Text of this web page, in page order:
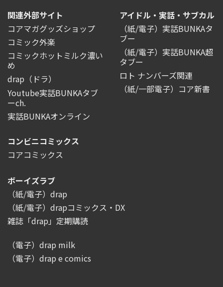
関連外部サイト
コアマガグッズショップ
コミック外楽
コミックホットミルク濃い
め
drap（ドラ）
Youtube実話BUNKAタブ
ーch.
実話BUNKAオンライン
アイドル・実話・サブカル
（紙/電子）実話BUNKAタ
ブー
（紙/電子）実話BUNKA超
タブー
ロト ナンバーズ関連
（紙/一部電子）コア新書
コンビニコミックス
コアコミックス
ボーイズラブ
（紙/電子）drap
（紙/電子）drapコミックス・DX
雑誌「drap」定期購読
（電子）drap milk
（電子）drap e comics